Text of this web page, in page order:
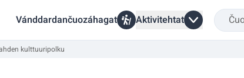
Vánddardančuozáhagat Aktivitehtat
kulttuuripolku